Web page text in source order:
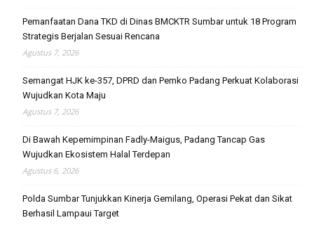
Pemanfaatan Dana TKD di Dinas BMCKTR Sumbar untuk 18 Program
Strategis Berjalan Sesuai Rencana
Agustus 7, 2026
Semangat HJK ke-357, DPRD dan Pemko Padang Perkuat Kolaborasi
Wujudkan Kota Maju
Agustus 7, 2026
Di Bawah Kepemimpinan Fadly-Maigus, Padang Tancap Gas
Wujudkan Ekosistem Halal Terdepan
Agustus 6, 2026
Polda Sumbar Tunjukkan Kinerja Gemilang, Operasi Pekat dan Sikat
Berhasil Lampaui Target